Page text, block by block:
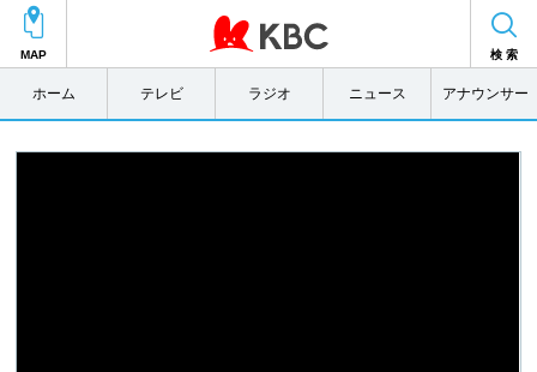
MAP 検 索
ホーム テレビ ラジオ ニュース アナウンサー